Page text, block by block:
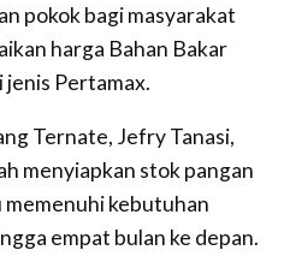
pokok bagi masyarakat
harga Bahan Bakar
Pertamax.
Ternate, Jefry Tanasi,
menyiapkan stok pangan
kebutuhan
empat bulan ke depan.